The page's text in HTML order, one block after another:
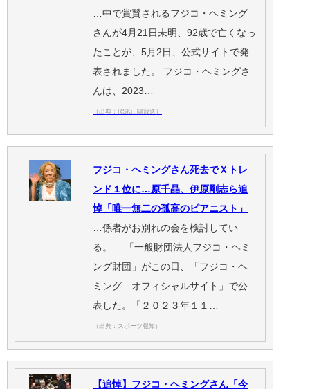
…中で賞賛されるフジコ・ヘミング
さんが4月21日未明、92歳で亡くなっ
たことが、5月2日、公式サイトで発
表されました。 フジコ・ヘミングさ
んは、2023…
（出典：RSK山陽放送）
フジコ・ヘミングさん死去でＸトレ
ンド１位に…原千晶、伊原剛志ら追
悼「唯一無二の孤高のピアニスト」
…係者がお別れの会を検討してい
る。 「一般財団法人フジコ・ヘミ
ング財団」がこの日、「フジコ・ヘ
ミング オフィシャルサイト」で公
表した。「２０２３年１１…
（出典：スポーツ報知）
【追悼】フジコ・ヘミングさん「今